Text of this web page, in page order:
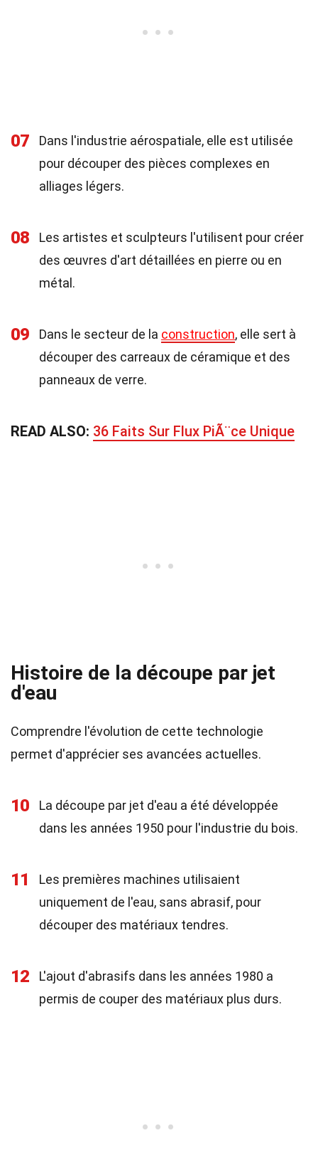
07
Dans l'industrie aérospatiale, elle est utilisée
pour découper des pièces complexes en
alliages légers.
08
Les artistes et sculpteurs l'utilisent pour créer
des œuvres d'art détaillées en pierre ou en
métal.
09 Dans le secteur de la construction, elle sert à
découper des carreaux de céramique et des
panneaux de verre.
READ ALSO: 36 Faits Sur Flux PiÃ¨ce Unique
Histoire de la découpe par jet
d'eau
Comprendre l'évolution de cette technologie
permet d'apprécier ses avancées actuelles.
10
La découpe par jet d'eau a été développée
dans les années 1950 pour l'industrie du bois.
11
Les premières machines utilisaient
uniquement de l'eau, sans abrasif, pour
découper des matériaux tendres.
12
L'ajout d'abrasifs dans les années 1980 a
permis de couper des matériaux plus durs.